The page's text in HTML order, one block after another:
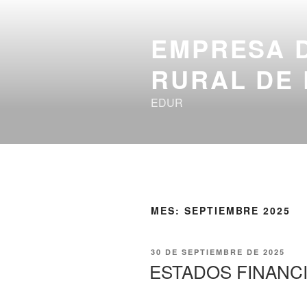
EMPRESA
RURAL DE
EDUR
MES: SEPTIEMBRE 2025
30 DE SEPTIEMBRE DE 2025
ESTADOS